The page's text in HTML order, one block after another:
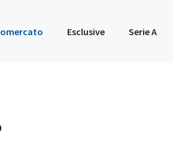
Esclusive Serie A